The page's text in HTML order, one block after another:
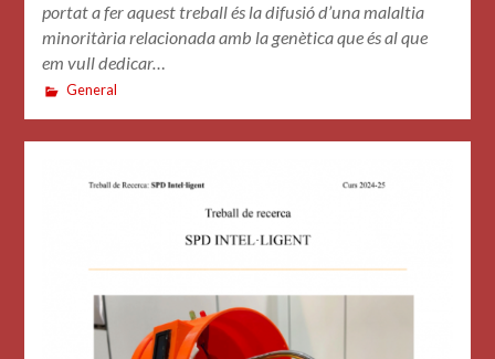
portat a fer aquest treball és la difusió d’una malaltia
minoritària relacionada amb la genètica que és al que
em vull dedicar…
General